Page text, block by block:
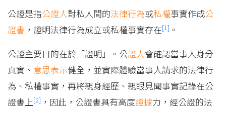
公證是指公證人對私人間的法律行為或私權事實作成公
證書 ，證明法律行為成立或私權事實存在[1] 。
公證主要目的在於「證明」。公證人會確認當事人身分
真實、 意思表示健全，並實際體驗當事人請求的法律行
為、私權事實，再將親身經歷、親眼見聞事實記錄在公
證書上[2] ，因此，公證書具有高度證據力，經公證的法